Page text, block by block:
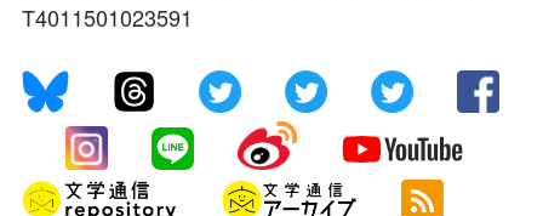
T4011501023591